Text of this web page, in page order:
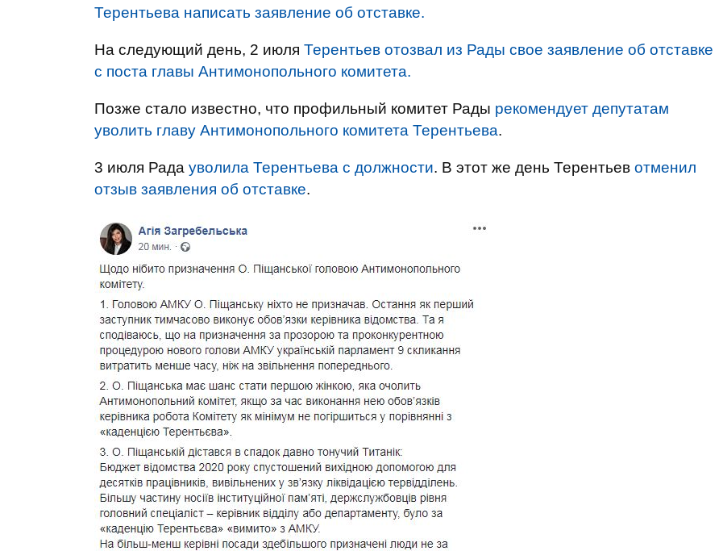
Терентьева написать заявление об отставке.
На следующий день, 2 июля Терентьев отозвал из Рады свое заявление об отставке
с поста главы Антимонопольного комитета.
Позже стало известно, что профильный комитет Рады рекомендует депутатам
уволить главу Антимонопольного комитета Терентьева.
3 июля Рада уволила Терентьева с должности. В этот же день Терентьев отменил
отзыв заявления об отставке.